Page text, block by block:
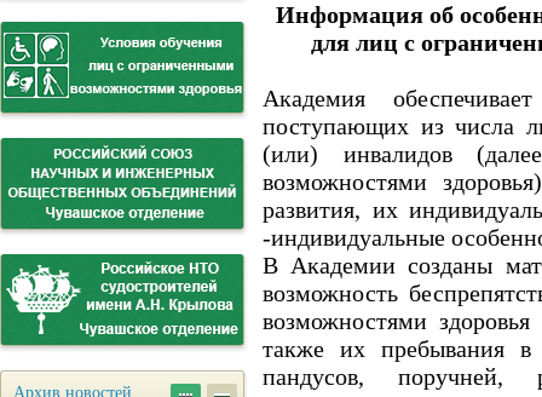
Архив новостей
Информация об
для лиц с
Академия
поступающих из числа
(или) инвалидов
возможностями
развития, их
-индивидуальные
В Академии созданы
возможность
возможностями
также их пребывания
пандусов, поручней,